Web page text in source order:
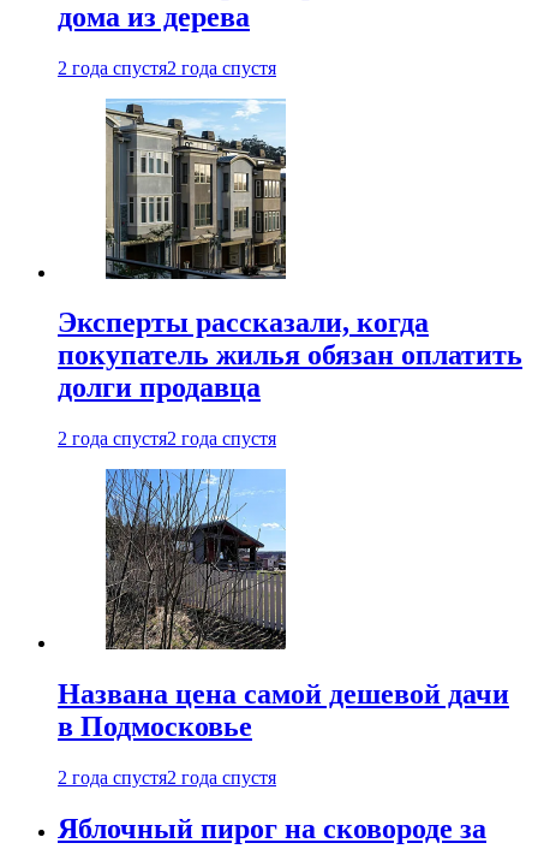
дома из дерева
2 года спустя2 года спустя
Эксперты рассказали, когда
покупатель жилья обязан оплатить
долги продавца
2 года спустя2 года спустя
Названа цена самой дешевой дачи
в Подмосковье
2 года спустя2 года спустя
Яблочный пирог на сковороде за